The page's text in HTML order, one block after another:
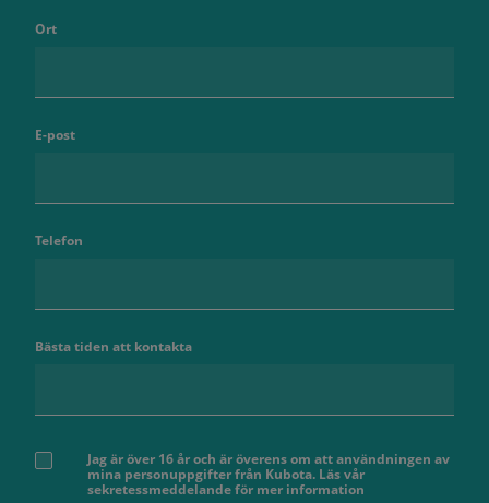
Ort
E-post
Telefon
Bästa tiden att kontakta
Jag är över 16 år och är överens om att användningen av
mina personuppgifter från Kubota. Läs vår
sekretessmeddelande för mer information